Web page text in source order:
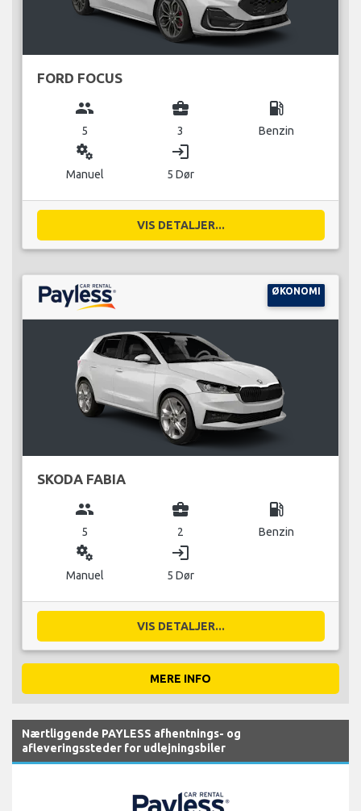
FORD FOCUS
group
5
business_center
3
local_gas_station
Benzin
miscellaneous_services
Manuel
login
5 Dør
VIS DETALJER...
ØKONOMI
SKODA FABIA
group
5
business_center
2
local_gas_station
Benzin
miscellaneous_services
Manuel
login
5 Dør
VIS DETALJER...
MERE INFO
Nærtliggende PAYLESS afhentnings- og
afleveringssteder for udlejningsbiler